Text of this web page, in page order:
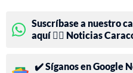
Suscríbase a nuestro
aquí 👉🏻 Noticias
✔️ Síganos en Google